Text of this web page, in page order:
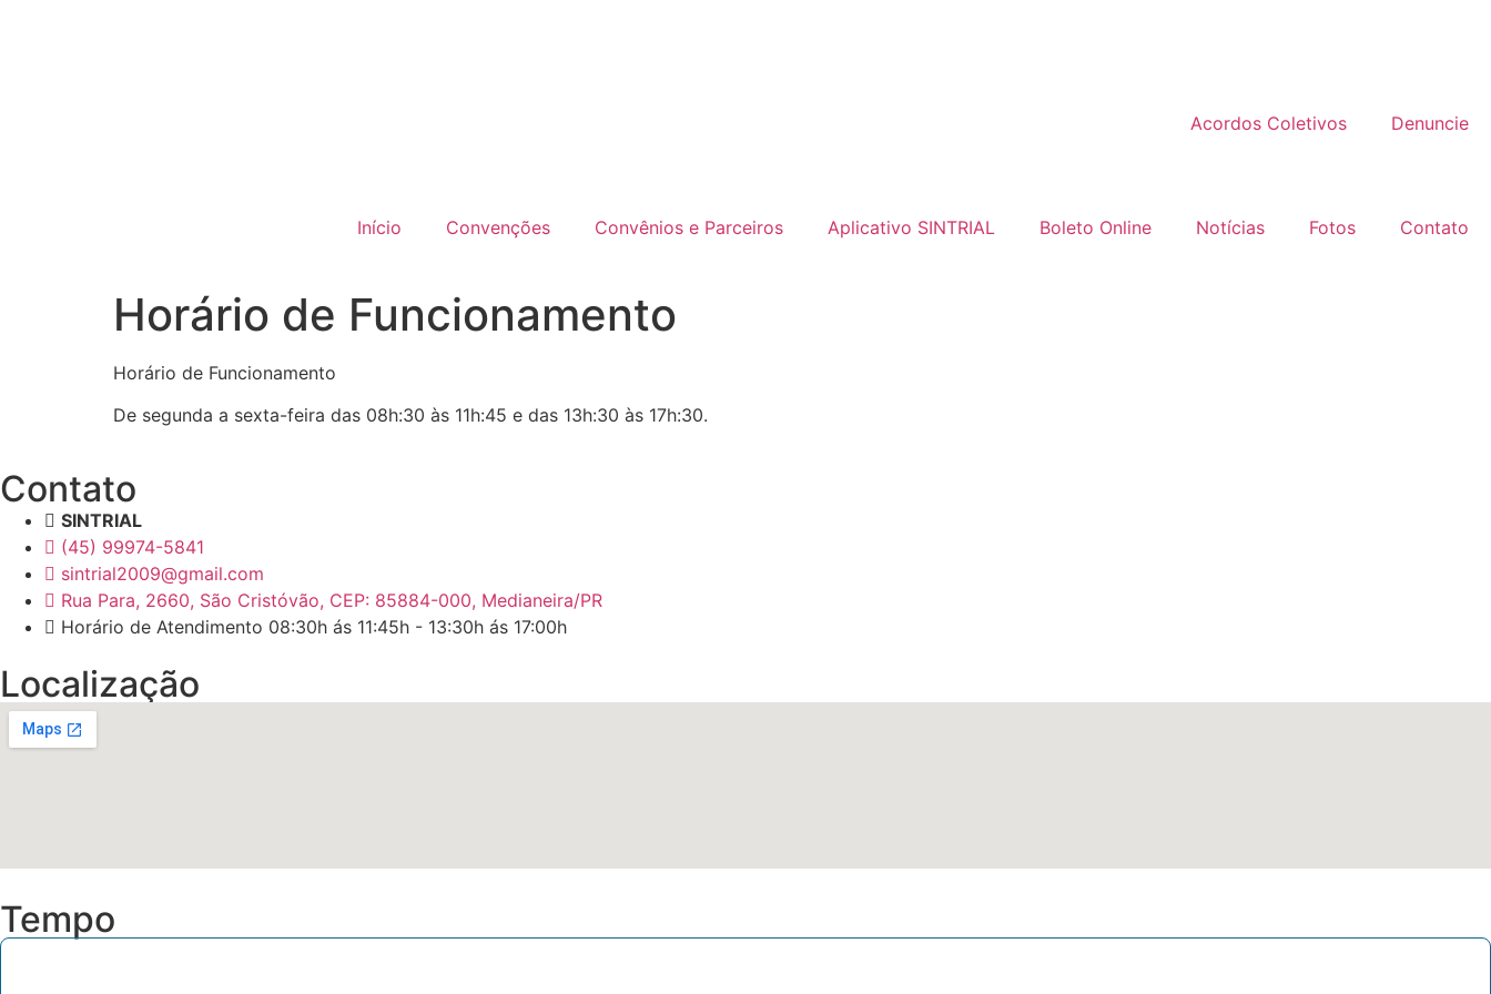
Acordos Coletivos Denuncie
Início Convenções Convênios e Parceiros Aplicativo SINTRIAL Boleto Online Notícias Fotos Contato
Horário de Funcionamento
Horário de Funcionamento
De segunda a sexta-feira das 08h:30 às 11h:45 e das 13h:30 às 17h:30.
Contato
SINTRIAL
(45) 99974-5841
sintrial2009@gmail.com
Rua Para, 2660, São Cristóvão, CEP: 85884-000, Medianeira/PR
Horário de Atendimento 08:30h ás 11:45h - 13:30h ás 17:00h
Localização
Tempo